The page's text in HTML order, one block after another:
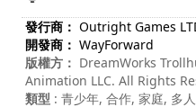
發行商： Outright Games
開發商： WayForward
版權方： DreamWorks
Animation LLC. All Rights
Games Limited. Software ©
類型 : 青少年, 合作, 家庭, 多